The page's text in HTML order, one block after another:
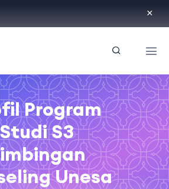
Program
Studi S3
Unesa